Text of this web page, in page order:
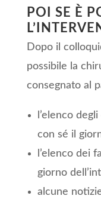
POI SE È
Dopo il
possibile la
consegnato al
l’elenco
con sé il
l’elenco dei
giorno
alcune